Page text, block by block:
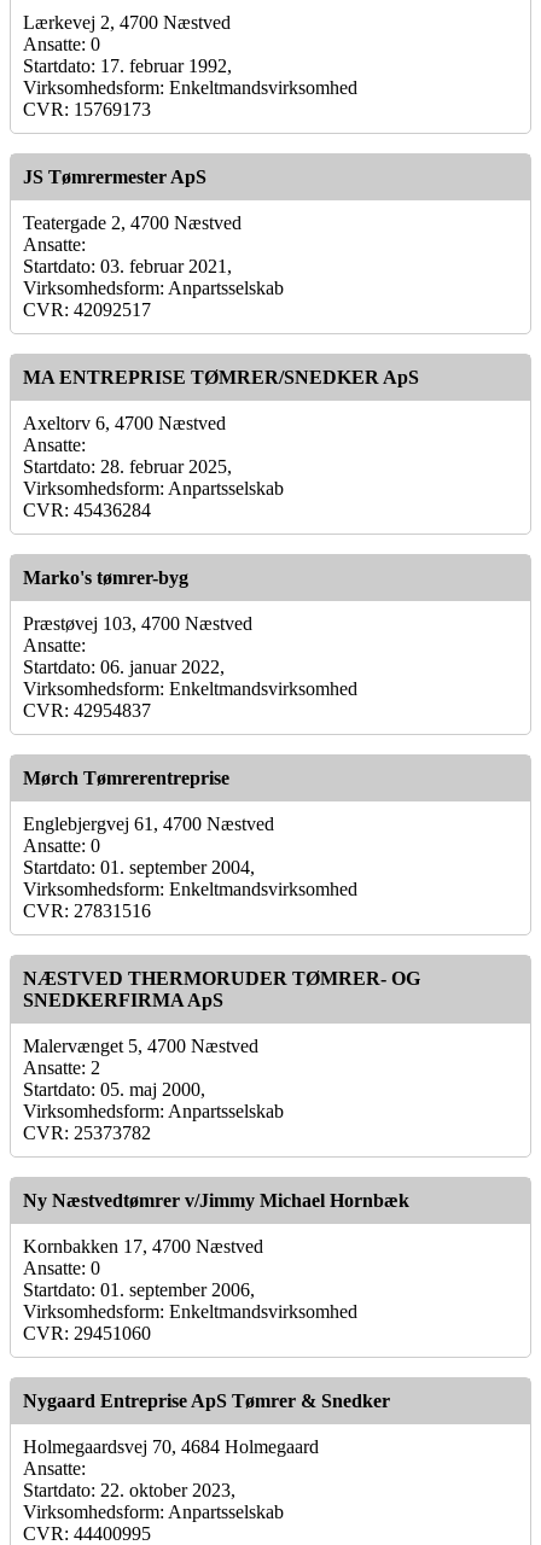
Lærkevej 2, 4700 Næstved
Ansatte: 0
Startdato: 17. februar 1992,
Virksomhedsform: Enkeltmandsvirksomhed
CVR: 15769173
JS Tømrermester ApS
Teatergade 2, 4700 Næstved
Ansatte:
Startdato: 03. februar 2021,
Virksomhedsform: Anpartsselskab
CVR: 42092517
MA ENTREPRISE TØMRER/SNEDKER ApS
Axeltorv 6, 4700 Næstved
Ansatte:
Startdato: 28. februar 2025,
Virksomhedsform: Anpartsselskab
CVR: 45436284
Marko's tømrer-byg
Præstøvej 103, 4700 Næstved
Ansatte:
Startdato: 06. januar 2022,
Virksomhedsform: Enkeltmandsvirksomhed
CVR: 42954837
Mørch Tømrerentreprise
Englebjergvej 61, 4700 Næstved
Ansatte: 0
Startdato: 01. september 2004,
Virksomhedsform: Enkeltmandsvirksomhed
CVR: 27831516
NÆSTVED THERMORUDER TØMRER- OG
SNEDKERFIRMA ApS
Malervænget 5, 4700 Næstved
Ansatte: 2
Startdato: 05. maj 2000,
Virksomhedsform: Anpartsselskab
CVR: 25373782
Ny Næstvedtømrer v/Jimmy Michael Hornbæk
Kornbakken 17, 4700 Næstved
Ansatte: 0
Startdato: 01. september 2006,
Virksomhedsform: Enkeltmandsvirksomhed
CVR: 29451060
Nygaard Entreprise ApS Tømrer & Snedker
Holmegaardsvej 70, 4684 Holmegaard
Ansatte:
Startdato: 22. oktober 2023,
Virksomhedsform: Anpartsselskab
CVR: 44400995